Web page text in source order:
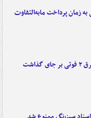
زمان پرداخت مابه‌التفاوت